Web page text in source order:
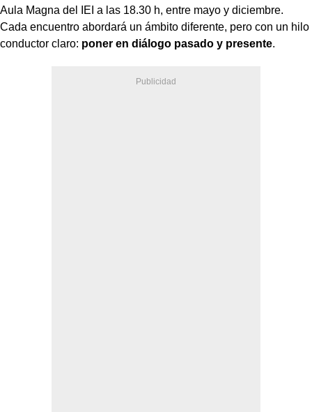
Aula Magna del IEI a las 18.30 h, entre mayo y diciembre.
Cada encuentro abordará un ámbito diferente, pero con un hilo
conductor claro: poner en diálogo pasado y presente.